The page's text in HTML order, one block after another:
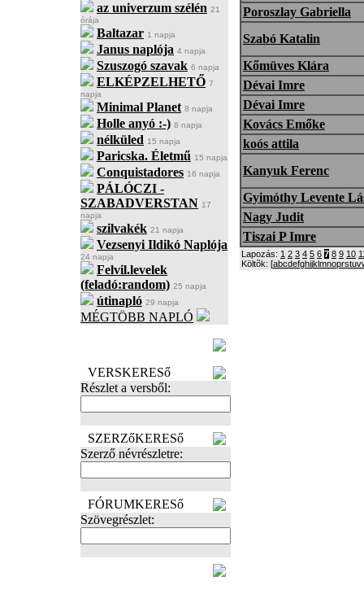
az univerzum szélén 21
órája
Baltazar 1 napja
Janus naplója 4 napja
Szuszogó szavak 6 napja
ELKÉPZELHETŐ 7
napja
Minimal Planet 8 napja
Holle anyó :-) 8 napja
nélküled 15 napja
Paricska. Életmű 15 napja
Conquistadores 16 napja
PÁLÓCZI -
SZABADVERSTAN 17
napja
szilvakék 21 napja
Vezsenyi Ildikó Naplója
24 napja
Felvil.levelek
(feladó:random) 25 napja
útinapló 29 napja
MÉGTÖBB NAPLÓ
VERSKERESő
Részlet a versből:
SZERZőKERESő
Szerző névrészletre:
FÓRUMKERESő
Szövegrészlet:
Poroszlay Gabriella
Szabó Katalin
Kőmüves Klára
Dévai Imre
Dévai Imre
Kovács Emőke
koós attila
Kanyuk Ferenc
Gyimóthy Levente
Nagy Judit
Tiszai P Imre
Lapozás: 1 2 3 4 5 6 7 8 9 10
Költõk: [abcdefghijklmnoprstuv